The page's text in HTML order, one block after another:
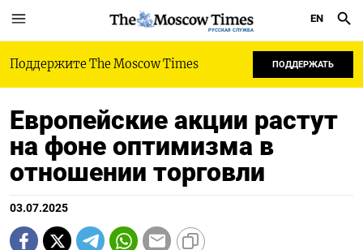
РУССКАЯ СЛУЖБА
EN
Поддержите The Moscow Times ПОДДЕРЖАТЬ
Европейские акции растут
на фоне оптимизма в
отношении торговли
03.07.2025